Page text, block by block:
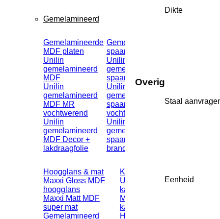
Gemelamineerd
Gemelamineerde
MDF platen
Unilin
gemelamineerd
MDF
Unilin
gemelamineerd
MDF MR
vochtwerend
Unilin
gemelamineerd
MDF Decor +
lakdraagfolie
Gemelamineerde
spaanplaten
Unilin
gemelamineerd
spaanplaat
Unilin
gemelamineerd
spaanplaat MR
vochtwerend
Unilin
gemelamineerd
spaanplaat FR
brandvertragend
Hoogglans & mat
Maxxi Gloss MDF
hoogglans
Maxxi Matt MDF
super mat
Gemelamineerd
Kantenband
Unilin ABS
kantenband
Maxxi
kantenband
Hoogglans ABS
Dikte
Overig
Staal
Eenheid